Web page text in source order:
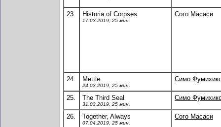
23. Historia of Corpses
17.03.2019, 25 мин.
Сого Масаси
24. Mettle
24.03.2019, 25 мин.
Симо
25. The Third Seal
31.03.2019, 25 мин.
Симо
26. Together, Always
07.04.2019, 25 мин.
Сого Масаси